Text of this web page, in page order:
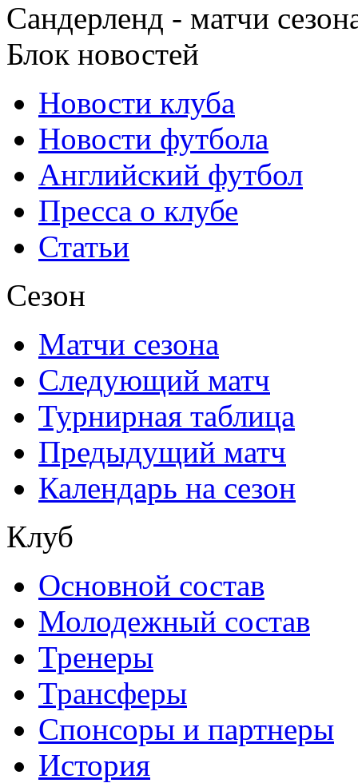
Сандерленд - матчи
Блок новостей
Новости клуба
Новости футбола
Английский футбол
Пресса о клубе
Статьи
Сезон
Матчи сезона
Следующий матч
Турнирная таблица
Предыдущий матч
Календарь на сезон
Клуб
Основной состав
Молодежный состав
Тренеры
Трансферы
Спонсоры и партнеры
История